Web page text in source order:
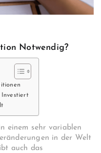
Notwendig?
einem sehr variablen
in der Welt
auch das